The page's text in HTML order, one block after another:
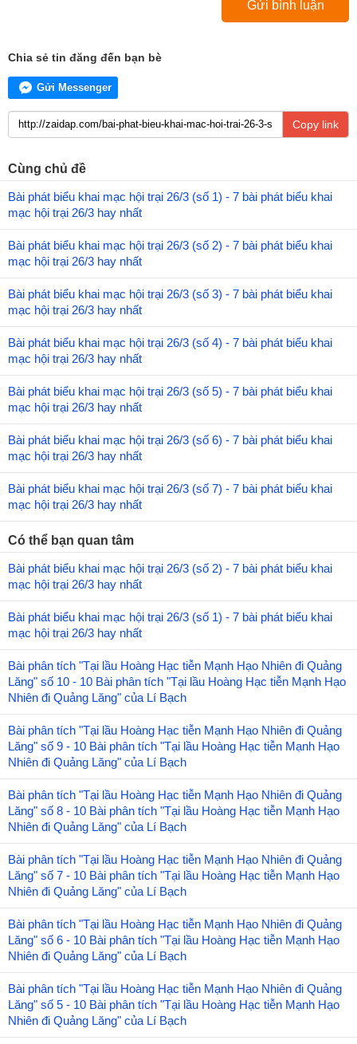
Chia sẻ tin đăng đến bạn bè
Gửi Messenger
Copy link
Cùng chủ đề
Bài phát biểu khai mạc hội trại 26/3 (số 1) - 7 bài phát biểu khai
mạc hội trại 26/3 hay nhất
Bài phát biểu khai mạc hội trại 26/3 (số 2) - 7 bài phát biểu khai
mạc hội trại 26/3 hay nhất
Bài phát biểu khai mạc hội trại 26/3 (số 3) - 7 bài phát biểu khai
mạc hội trại 26/3 hay nhất
Bài phát biểu khai mạc hội trại 26/3 (số 4) - 7 bài phát biểu khai
mạc hội trại 26/3 hay nhất
Bài phát biểu khai mạc hội trại 26/3 (số 5) - 7 bài phát biểu khai
mạc hội trại 26/3 hay nhất
Bài phát biểu khai mạc hội trại 26/3 (số 6) - 7 bài phát biểu khai
mạc hội trại 26/3 hay nhất
Bài phát biểu khai mạc hội trại 26/3 (số 7) - 7 bài phát biểu khai
mạc hội trại 26/3 hay nhất
Có thể bạn quan tâm
Bài phát biểu khai mạc hội trại 26/3 (số 2) - 7 bài phát biểu khai
mạc hội trại 26/3 hay nhất
Bài phát biểu khai mạc hội trại 26/3 (số 1) - 7 bài phát biểu khai
mạc hội trại 26/3 hay nhất
Bài phân tích "Tại lầu Hoàng Hạc tiễn Mạnh Hạo Nhiên đi Quảng
Lăng" số 10 - 10 Bài phân tích "Tại lầu Hoàng Hạc tiễn Mạnh Hạo
Nhiên đi Quảng Lăng" của Lí Bạch
Bài phân tích "Tại lầu Hoàng Hạc tiễn Mạnh Hạo Nhiên đi Quảng
Lăng" số 9 - 10 Bài phân tích "Tại lầu Hoàng Hạc tiễn Mạnh Hạo
Nhiên đi Quảng Lăng" của Lí Bạch
Bài phân tích "Tại lầu Hoàng Hạc tiễn Mạnh Hạo Nhiên đi Quảng
Lăng" số 8 - 10 Bài phân tích "Tại lầu Hoàng Hạc tiễn Mạnh Hạo
Nhiên đi Quảng Lăng" của Lí Bạch
Bài phân tích "Tại lầu Hoàng Hạc tiễn Mạnh Hạo Nhiên đi Quảng
Lăng" số 7 - 10 Bài phân tích "Tại lầu Hoàng Hạc tiễn Mạnh Hạo
Nhiên đi Quảng Lăng" của Lí Bạch
Bài phân tích "Tại lầu Hoàng Hạc tiễn Mạnh Hạo Nhiên đi Quảng
Lăng" số 6 - 10 Bài phân tích "Tại lầu Hoàng Hạc tiễn Mạnh Hạo
Nhiên đi Quảng Lăng" của Lí Bạch
Bài phân tích "Tại lầu Hoàng Hạc tiễn Mạnh Hạo Nhiên đi Quảng
Lăng" số 5 - 10 Bài phân tích "Tại lầu Hoàng Hạc tiễn Mạnh Hạo
Nhiên đi Quảng Lăng" của Lí Bạch